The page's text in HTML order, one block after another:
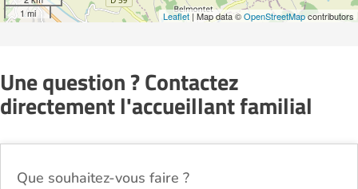
1 mi
Leaflet| Map data ©OpenStreetMapcontributors
Une question ? Contactez
directement l'accueillant familial
Que souhaitez-vous faire ?